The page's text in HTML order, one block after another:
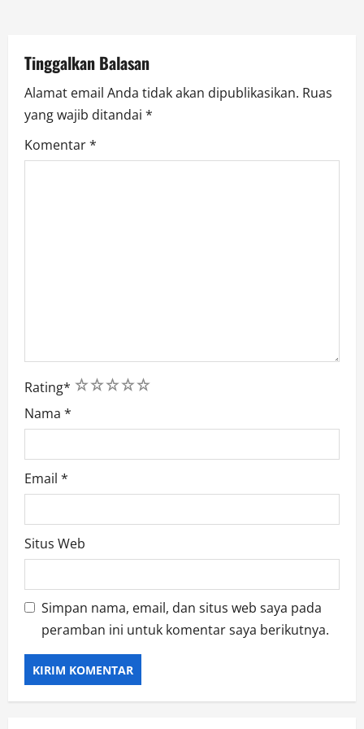
o
n
Tinggalkan Balasan
Alamat email Anda tidak akan dipublikasikan. Ruas
yang wajib ditandai *
Komentar*
Rating* 5
4
3
2
1
Nama *
Email *
Situs Web
Simpan nama, email, dan situs web saya pada
peramban ini untuk komentar saya berikutnya.